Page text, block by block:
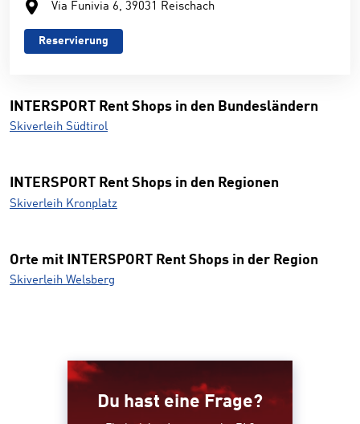
Via Funivia 6, 39031 Reischach
Reservierung
INTERSPORT Rent Shops in den Bundesländern
Skiverleih Südtirol
INTERSPORT Rent Shops in den Regionen
Skiverleih Kronplatz
Orte mit INTERSPORT Rent Shops in der Region
Skiverleih Welsberg
Du hast eine Frage?